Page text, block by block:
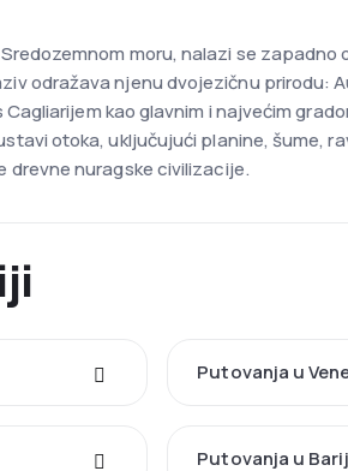
moru, nalazi se
odražava njenu dvojezičnu prirodu:
kao glavnim i najvećim
otoka, uključujući planine, šume,
drevne nuragske civilizacije.
Putovanja u
Putovanja u